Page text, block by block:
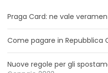
Praga Card: ne vale
Come pagare in Repubblica
Nuove regole per gli